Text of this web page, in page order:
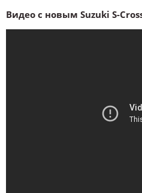
Видео с новым Suzuki S-